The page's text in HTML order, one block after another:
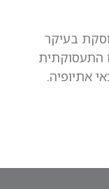
בעיקר
התעסוקתית
אתיופיה.